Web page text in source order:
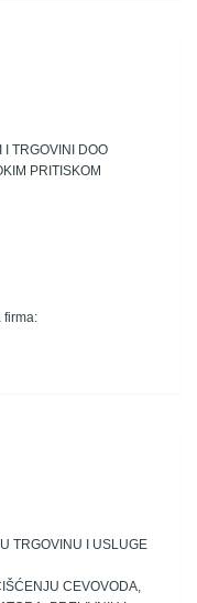
I TRGOVINI DOO
PRITISKOM
firma:
TRGOVINU I USLUGE
CEVOVODA,